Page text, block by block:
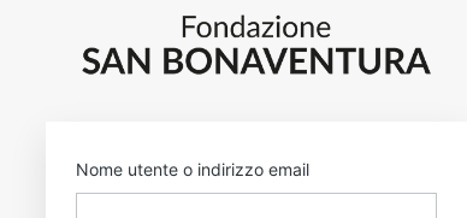
Nome utente o indirizzo email